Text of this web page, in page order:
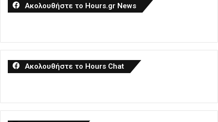
Ακολουθήστε το Hours.gr News
Ακολουθήστε το Hours Chat